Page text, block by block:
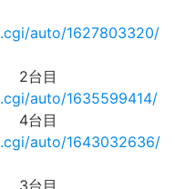
auto/1627803320/
2台目
auto/1635599414/
4台目
auto/1643032636/